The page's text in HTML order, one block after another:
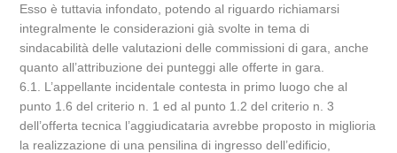
Esso è tuttavia infondato, potendo al riguardo richiamarsi
integralmente le considerazioni già svolte in tema di
sindacabilità delle valutazioni delle commissioni di gara, anche
quanto all’attribuzione dei punteggi alle offerte in gara.
6.1. L’appellante incidentale contesta in primo luogo che al
punto 1.6 del criterio n. 1 ed al punto 1.2 del criterio n. 3
dell’offerta tecnica l’aggiudicataria avrebbe proposto in miglioria
la realizzazione di una pensilina di ingresso dell’edificio,